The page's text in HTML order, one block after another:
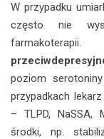
W przypadku
często nie
poziom
przypadkach
– TLPD, NaSSA,
środki, np.